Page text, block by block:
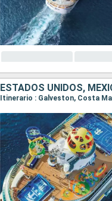
ESTADOS UNIDOS,
Itinerario : Galveston, Costa